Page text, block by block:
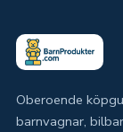
Oberoende
barnvagnar,